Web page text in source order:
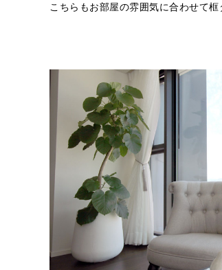
こちらもお部屋の雰囲気に合わせて